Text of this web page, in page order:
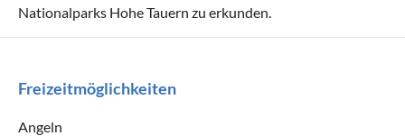
Nationalparks Hohe Tauern zu erkunden.
Freizeitmöglichkeiten
Angeln